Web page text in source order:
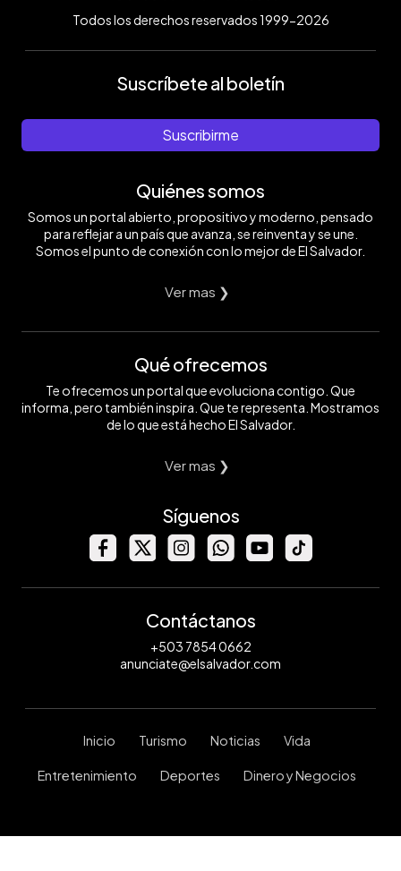
Todos los derechos reservados 1999-2026
Suscríbete al boletín
Suscribirme
Quiénes somos
Somos un portal abierto, propositivo y moderno, pensado
para reflejar a un país que avanza, se reinventa y se une.
Somos el punto de conexión con lo mejor de El Salvador.
Ver mas ❯
Qué ofrecemos
Te ofrecemos un portal que evoluciona contigo. Que
informa, pero también inspira. Que te representa. Mostramos
de lo que está hecho El Salvador.
Ver mas ❯
Síguenos
Contáctanos
+503 7854 0662
anunciate@elsalvador.com
Inicio Turismo Noticias Vida
Entretenimiento Deportes Dinero y Negocios